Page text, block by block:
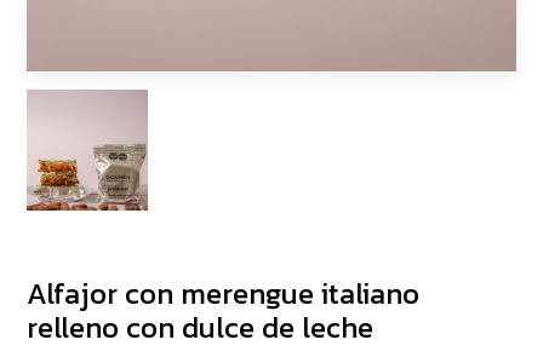
Alfajor con merengue italiano
relleno con dulce de leche